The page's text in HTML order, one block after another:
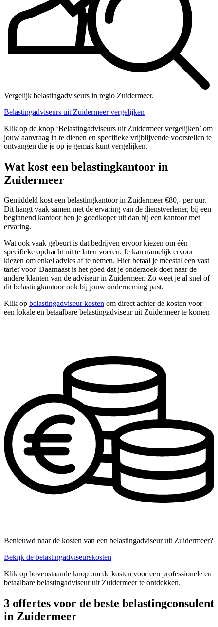
Vergelijk belastingadviseurs in regio Zuidermeer.
Belastingadviseurs uit Zuidermeer vergelijken
Klik op de knop ‘Belastingadviseurs uit Zuidermeer vergelijken’ om
jouw aanvraag in te dienen en specifieke vrijblijvende voorstellen te
ontvangen die je op je gemak kunt vergelijken.
Wat kost een belastingkantoor in
Zuidermeer
Gemiddeld kost een belastingkantoor in Zuidermeer €80,- per uur.
Dit hangt vaak samen met de ervaring van de dienstverlener, bij een
beginnend kantoor ben je goedkoper uit dan bij een kantoor met
ervaring.
Wat ook vaak gebeurt is dat bedrijven ervoor kiezen om één
specifieke opdracht uit te laten voeren. Je kan namelijk ervoor
kiezen om enkel advies af te nemen. Hier betaal je meestal een vast
tarief voor. Daarnaast is het goed dat je onderzoek doet naar de
andere klanten van de adviseur in Zuidermeer. Zo weet je al snel of
dit belastingkantoor ook bij jouw onderneming past.
Klik op belastingadviseur kosten om direct achter de kosten voor
een lokale en betaalbare belastingadviseur uit Zuidermeer te komen
Benieuwd naar de kosten van een belastingadviseur uit Zuidermeer?
Bekijk de belastingadviseurskosten
Klik op bovenstaande knop om de kosten voor een professionele en
betaalbare belastingadviseur uit Zuidermeer te ontdekken.
3 offertes voor de beste belastingconsulent
in Zuidermeer